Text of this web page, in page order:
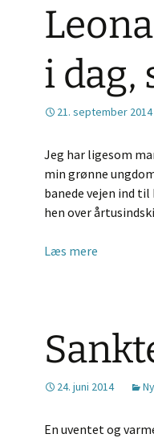
i dag,
21. september 2014
Jeg har ligesom
min grønne
banede vejen ind
hen over
Læs mere
24. juni 2014
En uventet og